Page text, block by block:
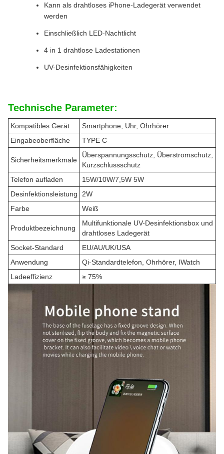
Kann als drahtloses iPhone-Ladegerät verwendet
werden
Einschließlich LED-Nachtlicht
4 in 1 drahtlose Ladestationen
UV-Desinfektionsfähigkeiten
Technische Parameter:
Kompatibles Gerät
Smartphone, Uhr, Ohrhörer
Eingabeoberfläche
TYPE C
Sicherheitsmerkmale
Überspannungsschutz, Überstromschutz,
Kurzschlussschutz
Telefon aufladen
15W/10W/7,5W 5W
Desinfektionsleistung
2W
Farbe
Weiß
Produktbezeichnung
Multifunktionale UV-Desinfektionsbox und
drahtloses Ladegerät
Socket-Standard
EU/AU/UK/USA
Anwendung
Qi-Standardtelefon, Ohrhörer, IWatch
Ladeeffizienz
≥ 75%